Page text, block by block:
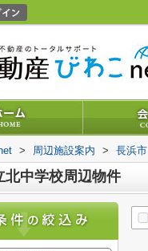
> 周辺施設案内 > 長浜市
北中学校周辺物件